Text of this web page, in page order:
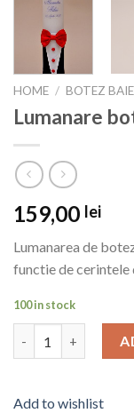
HOME / BOTEZ
Lumanare
159,00 lei
Lumanarea de
functie de cerintele
100 in stock
Add to wishlist